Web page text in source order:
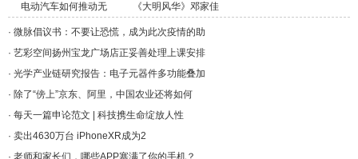
电动汽车如何推动无
人/a>
《大明风华》邓家佳
饰/a>
· 微脉倡议书：不要让恐慌，成为此次疫情的助
· 艺彩空间扬州宝龙广场店正妥善处理上课安排
· 光学产业链研究报告：电子元器件多功能叠加
· 除了“傍上”京东、阿里，中国农业还将如何
· 每天一篇申论范文 | 科技携生命绽放人性
· 卖出4630万台 iPhoneXR成为2
· 老师和家长们，哪些APP塞满了你的手机？